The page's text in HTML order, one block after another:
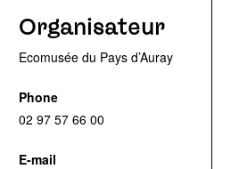
Organisateur
Ecomusée du Pays d’Auray
Phone
02 97 57 66 00
E-mail